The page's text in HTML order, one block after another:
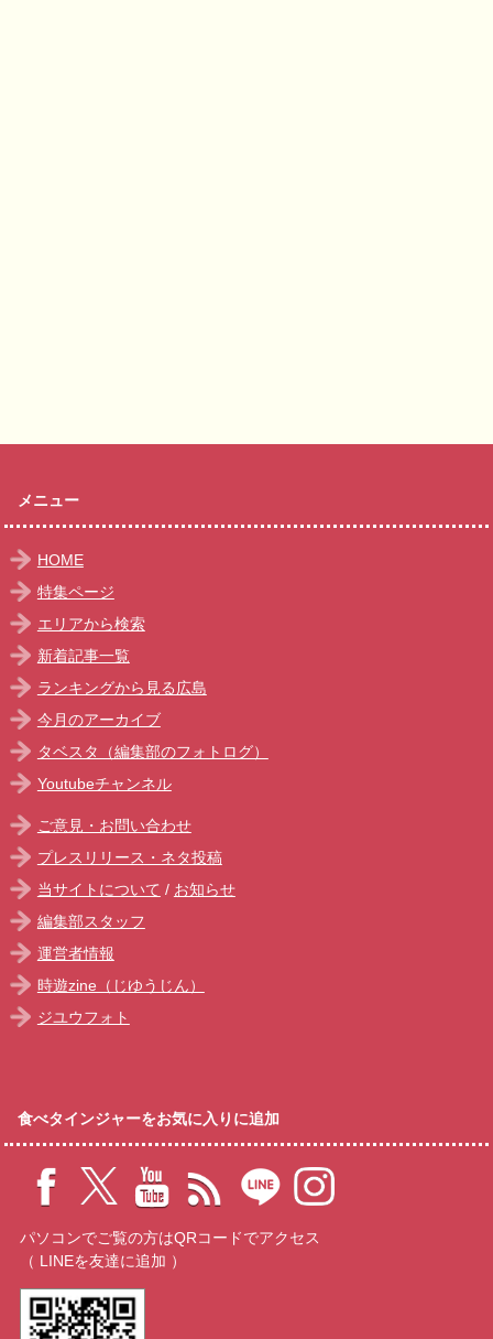
メニュー
HOME
特集ページ
エリアから検索
新着記事一覧
ランキングから見る広島
今月のアーカイブ
タベスタ（編集部のフォトログ）
Youtubeチャンネル
ご意見・お問い合わせ
プレスリリース・ネタ投稿
当サイトについて / お知らせ
編集部スタッフ
運営者情報
時遊zine（じゆうじん）
ジユウフォト
食べタインジャーをお気に入りに追加
パソコンでご覧の方はQRコードでアクセス
（ LINEを友達に追加 ）